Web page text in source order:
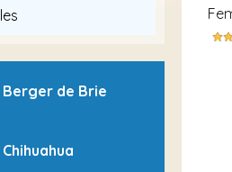
Berger de Brie
Chihuahua